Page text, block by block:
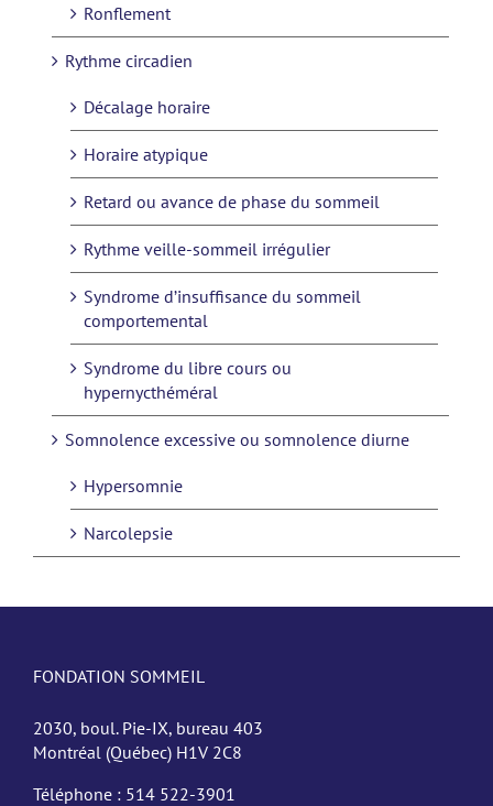
Ronflement
Rythme circadien
Décalage horaire
Horaire atypique
Retard ou avance de phase du sommeil
Rythme veille-sommeil irrégulier
Syndrome d’insuffisance du sommeil
comportemental
Syndrome du libre cours ou
hypernycthéméral
Somnolence excessive ou somnolence diurne
Hypersomnie
Narcolepsie
FONDATION SOMMEIL
2030, boul. Pie-IX, bureau 403
Montréal (Québec) H1V 2C8
Téléphone : 514 522-3901